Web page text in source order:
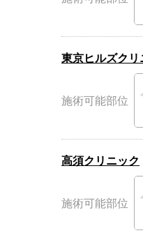
東京ヒルズクリ
施術可能部位
高須クリニック
施術可能部位